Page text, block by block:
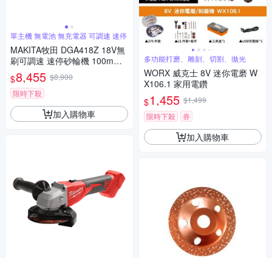
單主機 無電池 無充電器 可調速 速停
MAKITA牧田 DGA418Z 18V無
刷可調速 速停砂輪機 100mm
(單主機 無電池 無充電器)
$8,455 $8,900
限時下殺
加入購物車
多功能打磨、雕刻、切割、拋光
WORX 威克士 8V 迷你電磨 W
X106.1 家用電鑽
$1,455 $1,499
限時下殺
券
加入購物車